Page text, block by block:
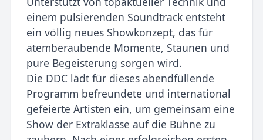
einem pulsierenden Soundtrack entsteht
ein völlig neues Showkonzept, das für
atemberaubende Momente, Staunen und
pure Begeisterung sorgen wird.
Die DDC lädt für dieses abendfüllende
Programm befreundete und international
gefeierte Artisten ein, um gemeinsam eine
Show der Extraklasse auf die Bühne zu